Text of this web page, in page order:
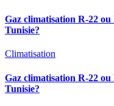
Gaz climatisation R-22 ou
Tunisie?
Climatisation
Gaz climatisation R-22 ou
Tunisie?